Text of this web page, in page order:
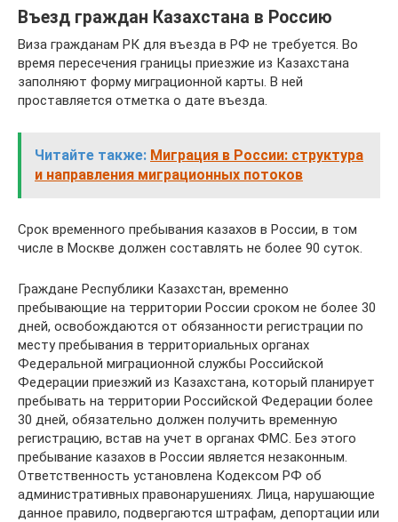
Въезд граждан Казахстана в Россию
Виза гражданам РК для въезда в РФ не требуется. Во
время пересечения границы приезжие из Казахстана
заполняют форму миграционной карты. В ней
проставляется отметка о дате въезда.
Читайте также: Миграция в России: структура
и направления миграционных потоков
Срок временного пребывания казахов в России, в том
числе в Москве должен составлять не более 90 суток.
Граждане Республики Казахстан, временно
пребывающие на территории России сроком не более 30
дней, освобождаются от обязанности регистрации по
месту пребывания в территориальных органах
Федеральной миграционной службы Российской
Федерации приезжий из Казахстана, который планирует
пребывать на территории Российской Федерации более
30 дней, обязательно должен получить временную
регистрацию, встав на учет в органах ФМС. Без этого
пребывание казахов в России является незаконным.
Ответственность установлена Кодексом РФ об
административных правонарушениях. Лица, нарушающие
данное правило, подвергаются штрафам, депортации или